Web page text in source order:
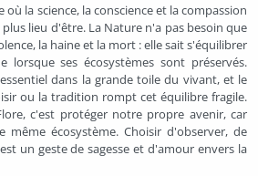
la science, la conscience et la compassion
lieu d'être. La Nature n'a pas besoin que
la haine et la mort : elle sait s'équilibrer
lorsque ses écosystèmes sont préservés.
dans la grande toile du vivant, et le
ou la tradition rompt cet équilibre fragile.
c'est protéger notre propre avenir, car
même écosystème. Choisir d'observer, de
un geste de sagesse et d'amour envers la